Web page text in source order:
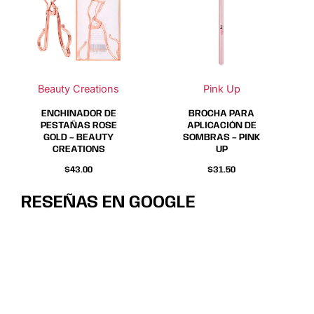
Beauty Creations
ENCHINADOR DE
PESTAÑAS ROSE
GOLD – BEAUTY
CREATIONS
$43.00
Pink Up
BROCHA PARA
APLICACIÓN DE
SOMBRAS – PINK
UP
$31.50
RESEÑAS EN GOOGLE